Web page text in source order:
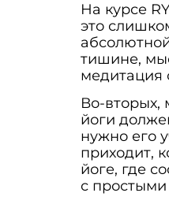
На курсе
это
тишине,
медитация
Во-вторых,
йоги
нужно его
приходит,
йоге, где
с